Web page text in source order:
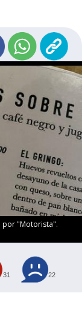
por "Motorista".
31 22